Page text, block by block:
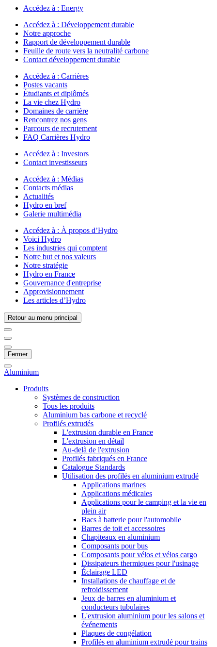
Accédez à : Energy
Accédez à : Développement durable
Notre approche
Rapport de développement durable
Feuille de route vers la neutralité carbone
Contact développement durable
Accédez à : Carrières
Postes vacants
Étudiants et diplômés
La vie chez Hydro
Domaines de carrière
Rencontrez nos gens
Parcours de recrutement
FAQ Carrières Hydro
Accédez à : Investors
Contact investisseurs
Accédez à : Médias
Contacts médias
Actualités
Hydro en bref
Galerie multimédia
Accédez à : À propos d’Hydro
Voici Hydro
Les industries qui comptent
Notre but et nos valeurs
Notre stratégie
Hydro en France
Gouvernance d'entreprise
Approvisionnement
Les articles d’Hydro
Retour au menu principal
Fermer
Aluminium
Produits
Systèmes de construction
Tous les produits
Aluminium bas carbone et recyclé
Profilés extrudés
L'extrusion durable en France
L'extrusion en détail
Au-delà de l'extrusion
Profilés fabriqués en France
Catalogue Standards
Utilisation des profilés en aluminium extrudé
Applications marines
Applications médicales
Applications pour le camping et la vie en
plein air
Bacs à batterie pour l'automobile
Barres de toit et accessoires
Chapiteaux en aluminium
Composants pour bus
Composants pour vélos et vélos cargo
Dissipateurs thermiques pour l'usinage
Éclairage LED
Installations de chauffage et de
refroidissement
Jeux de barres en aluminium et
conducteurs tubulaires
L'extrusion aluminium pour les salons et
événements
Plaques de congélation
Profilés en aluminium extrudé pour trains